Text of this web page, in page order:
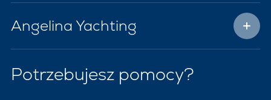
Angelina Yachting
Potrzebujesz pomocy?